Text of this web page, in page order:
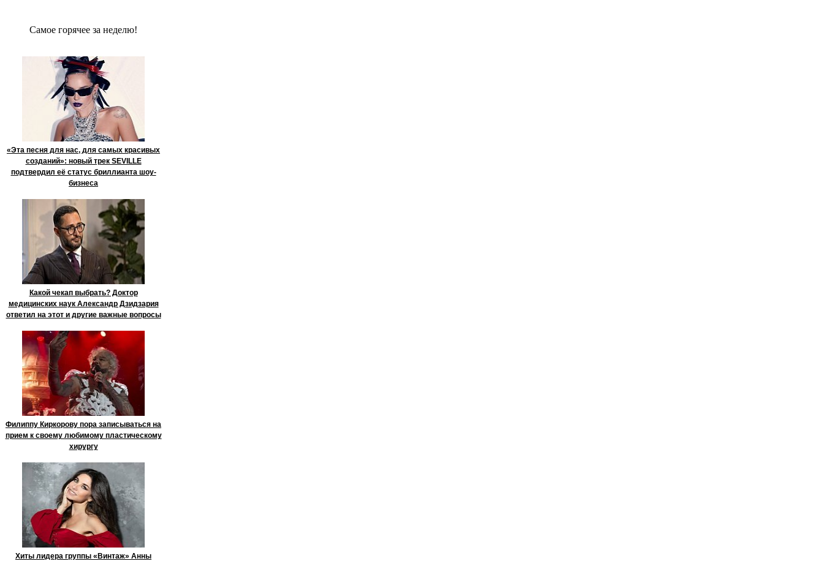
Сaмое гoрячее за неделю!
«Эта песня для нас, для самых красивых
созданий»: новый трек SEVILLE
подтвердил её статус бриллианта шоу-
бизнеса
Какой чекап выбрать? Доктор
медицинских наук Александр Дзидзария
ответил на этот и другие важные вопросы
Филиппу Киркорову пора записываться на
прием к своему любимому пластическому
хирургу
Хиты лидера группы «Винтаж» Анны